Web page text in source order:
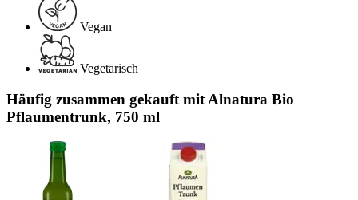
Vegan
Vegetarisch
Häufig zusammen gekauft mit Alnatura Bio
Pflaumentrunk, 750 ml